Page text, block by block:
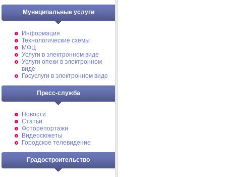
Муниципальные услуги
Информация
Технологические схемы
МФЦ
Услуги в электронном виде
Услуги опеки в электронном
виде
Госуслуги в электронном виде
Пресс-служба
Новости
Статьи
Фоторепортажи
Видеосюжеты
Городское телевидение
Градостроительство